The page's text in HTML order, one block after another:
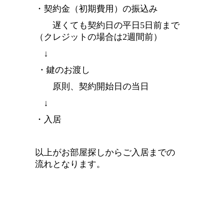
・契約金（初期費用）の振込み
遅くても契約日の平日5日前まで
（クレジットの場合は2週間前）
↓
・鍵のお渡し
原則、契約開始日の当日
↓
・入居
以上がお部屋探しからご入居までの
流れとなります。